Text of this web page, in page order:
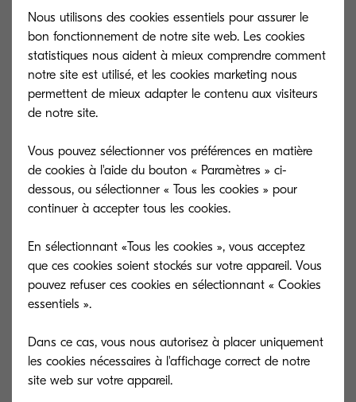
pour tous nouveaux clients.
L’objectif est de proposer aux nouveaux clients la
dernière version d’AutoStore.
Kyocera va prochainement commercialiser la
version 8.
Il reste possible de commander des nouvelles
licences pour les clients existants et de
A compter du 31 décembre 2022, il ne sera plus
possible d’ajouter des licences à un client existant.
commandes d'add-on pour AutoStore 7 seront
acceptées.
Nous utilisons des cookies essentiels pour assurer le
bon fonctionnement de notre site web. Les cookies
statistiques nous aident à mieux comprendre comment
notre site est utilisé, et les cookies marketing nous
permettent de mieux adapter le contenu aux visiteurs
de notre site.
Vous pouvez sélectionner vos préférences en matière
de cookies à l'aide du bouton « Paramètres » ci-
dessous, ou sélectionner « Tous les cookies » pour
continuer à accepter tous les cookies.
En sélectionnant «Tous les cookies », vous acceptez
que ces cookies soient stockés sur votre appareil. Vous
pouvez refuser ces cookies en sélectionnant « Cookies
essentiels ».
Dans ce cas, vous nous autorisez à placer uniquement
les cookies nécessaires à l'affichage correct de notre